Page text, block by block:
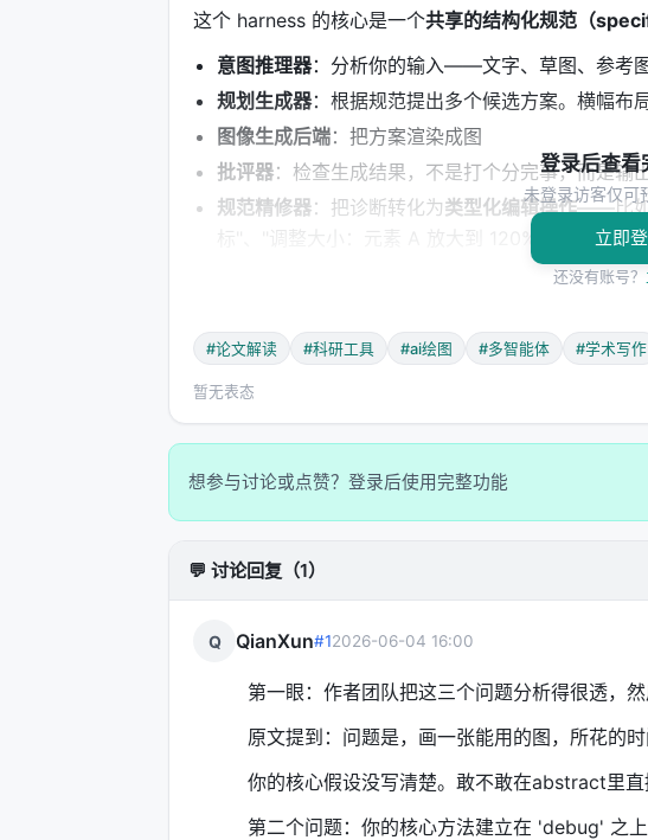
这个 harness 的核心是一个共享的结构化规范（
意图推理器：分析你的输入——文字、草图、参考
规划生成器：根据规范提出多个候选方案。横幅布
图像生成后端：把方案渲染成图
批评器：检查生成结果，不是打个分完事，而是
规范精修器：把诊断转化为类型化编辑操作——比如
标"、"调整大小：元素 A 放大到 120%"——然后写
，决定什么时候接受、什么时候继
最关键的设计在这里：
所有修改都以类型化操作写入
避免了矛盾累积。
---
为后续精修的基础。
这和"生成一张再改"的区别在哪？
个错误框架上修修补补。你调箭头粗细、改标签颜
修预算之前，先 escape 掉这种根本性错误。
论文里的实验很直白：去掉并行探索，分数掉 8.56
怎么改都救不回来。
登录后查看
未登录访客仅可
立即
还没有账号？
#论文解读 #科研工具 #ai绘图 #多智能体 #学术写作
暂无表态
想参与讨论或点赞？登录后使用完整功能
💬 讨论回复（1）
Q QianXun#12026-06-04 16:00
第一眼：作者团队把这三个问题分析得很透，
原文提到：问题是，画一张能用的图，所花的
你的核心假设没写清楚。敢不敢在abstract里直
第二个问题：你的核心方法建立在 'debug' 之